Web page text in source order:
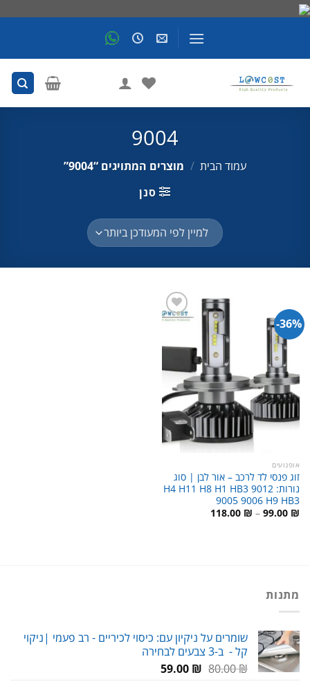
9004
עמוד הבית / מוצרים המתויגים “9004”
סנן
36%-
אופנועים
זוג פנסי לד לרכב – אור לבן | סוג
נורות: H4 H11 H8 H1 HB3 9012
9005 9006 H9 HB3
99.00 ₪
–
118.00 ₪ טווח
מתנות
שומרים על ניקיון עם: כיסוי לכיריים - רב פעמי |ניקוי
קל - ב-3 צבעים לבחירה
80.00₪
המחיר59.00 ₪
המחיר